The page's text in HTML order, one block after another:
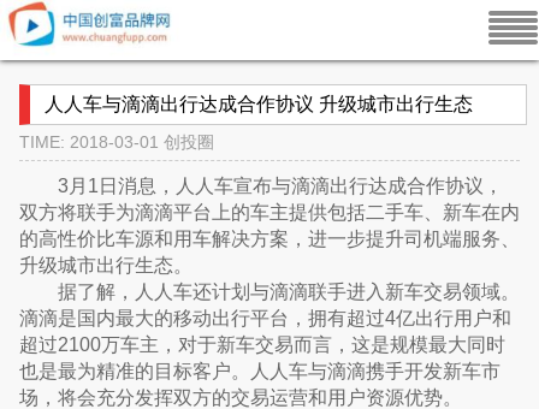
人人车与滴滴出行达成合作协议 升级城市出行生态
TIME: 2018-03-01 创投圈
3月1日消息，人人车宣布与滴滴出行达成合作协议，
双方将联手为滴滴平台上的车主提供包括二手车、新车在内
的高性价比车源和用车解决方案，进一步提升司机端服务、
升级城市出行生态。
据了解，人人车还计划与滴滴联手进入新车交易领域。
滴滴是国内最大的移动出行平台，拥有超过4亿出行用户和
超过2100万车主，对于新车交易而言，这是规模最大同时
也是最为精准的目标客户。人人车与滴滴携手开发新车市
场，将会充分发挥双方的交易运营和用户资源优势。